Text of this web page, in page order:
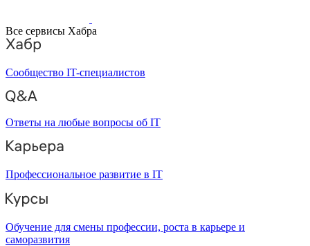
Все сервисы Хабра
Сообщество IT-специалистов
Ответы на любые вопросы об IT
Профессиональное развитие в IT
Обучение для смены профессии, роста в карьере и
саморазвития